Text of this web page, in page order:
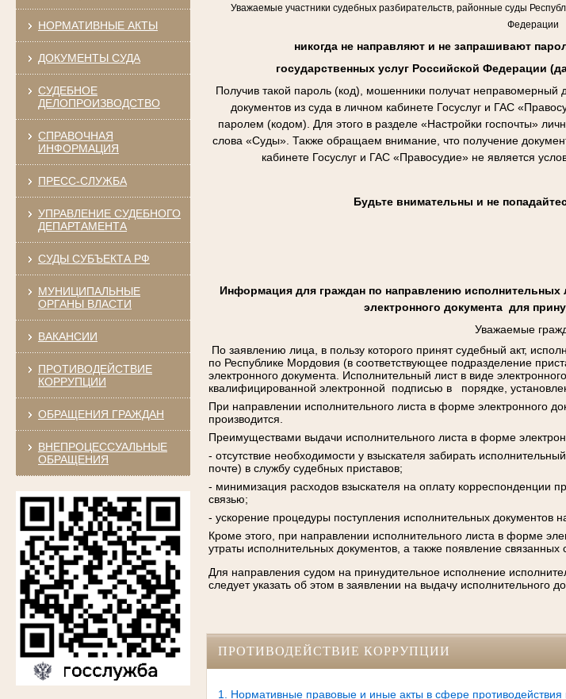
НОРМАТИВНЫЕ АКТЫ
ДОКУМЕНТЫ СУДА
СУДЕБНОЕ
ДЕЛОПРОИЗВОДСТВО
СПРАВОЧНАЯ
ИНФОРМАЦИЯ
ПРЕСС-СЛУЖБА
УПРАВЛЕНИЕ СУДЕБНОГО
ДЕПАРТАМЕНТА
СУДЫ СУБЪЕКТА РФ
МУНИЦИПАЛЬНЫЕ
ОРГАНЫ ВЛАСТИ
ВАКАНСИИ
ПРОТИВОДЕЙСТВИЕ
КОРРУПЦИИ
ОБРАЩЕНИЯ ГРАЖДАН
ВНЕПРОЦЕССУАЛЬНЫЕ
ОБРАЩЕНИЯ
Уважаемые участники судебных разбирательств, районные суды
Федерации
никогда не направляют и не запрашивают
государственных услуг Российской Федерации
Получив такой пароль (код), мошенники получат
документов из суда в личном кабинете Госуслуг и ГАС
паролем (кодом). Для этого в разделе «Настройки госпочты»
слова «Суды». Также обращаем внимание, что получение
кабинете Госуслуг и ГАС «Правосудие» не является
Будьте внимательны и не
Информация для граждан по направлению
электронного документа для
Уважаемые
По заявлению лица, в пользу которого принят судебный акт,
по Республике Мордовия (в соответствующее подразделение
электронного документа. Исполнительный лист в виде
квалифицированной электронной подписью в порядке,
При направлении исполнительного листа в форме электронного
производится.
Преимуществами выдачи исполнительного листа в форме
- отсутствие необходимости у взыскателя забирать
почте) в службу судебных приставов;
- минимизация расходов взыскателя на оплату корреспонденции
связью;
- ускорение процедуры поступления исполнительных документов
Кроме этого, при направлении исполнительного листа в форме
утраты исполнительных документов, а также появление
Для направления судом на принудительное исполнение
следует указать об этом в заявлении на выдачу исполнительного
ПРОТИВОДЕЙСТВИЕ КОРРУПЦИИ
1. Нормативные правовые и иные акты в сфере противодействия